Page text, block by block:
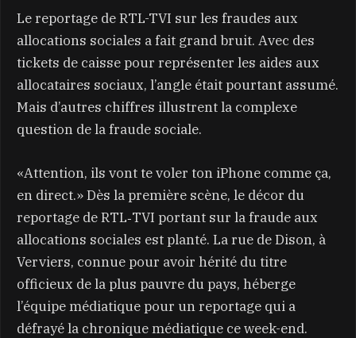
Le reportage de RTL-TVI sur les fraudes aux
allocations sociales a fait grand bruit. Avec des
tickets de caisse pour représenter les aides aux
allocataires sociaux, l’angle était pourtant assumé.
Mais d’autres chiffres illustrent la complexe
question de la fraude sociale.
«Attention, ils vont te voler ton iPhone comme ça,
en direct.» Dès la première scène, le décor du
reportage de RTL‑TVI portant sur la fraude aux
allocations sociales est planté. La rue de Dison, à
Verviers, connue pour avoir hérité du titre
officieux de la plus pauvre du pays, héberge
l’équipe médiatique pour un reportage qui a
défrayé la chronique médiatique ce week-end.